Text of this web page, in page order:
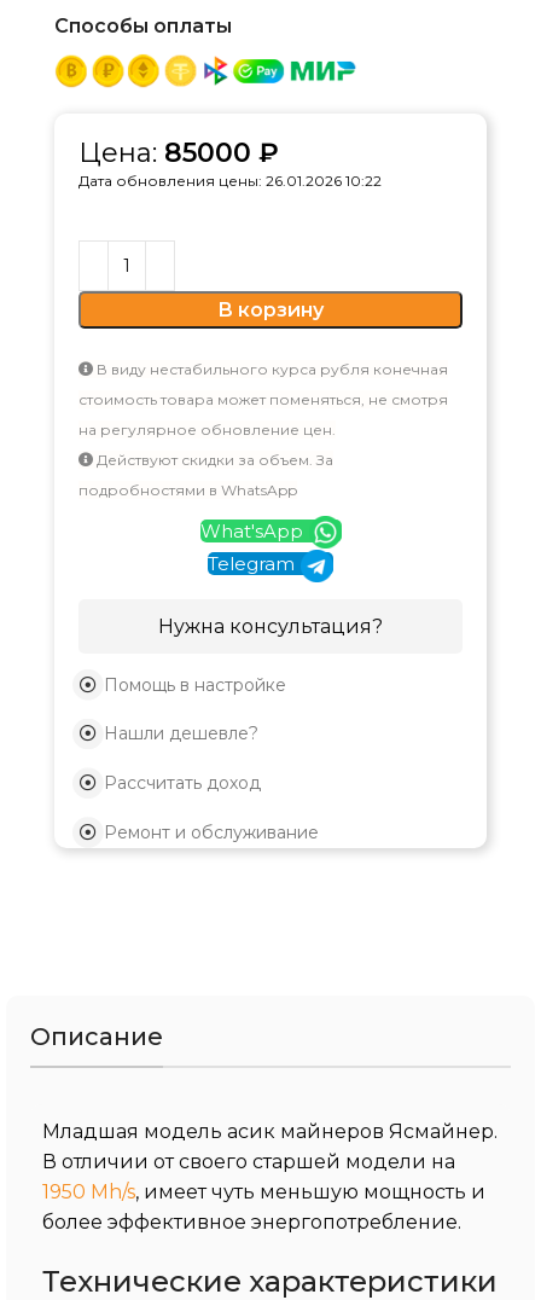
Способы оплаты
Цена: 85000 ₽
Дата обновления цены: 26.01.2026 10:22
В корзину
В виду нестабильного курса рубля конечная
стоимость товара может поменяться, не смотря
на регулярное обновление цен.
Действуют скидки за объем. За
подробностями в WhatsApp
What'sApp
Telegram
Нужна консультация?
Помощь в настройке
Нашли дешевле?
Рассчитать доход
Ремонт и обслуживание
Описание
Младшая модель асик майнеров Ясмайнер.
В отличии от своего старшей модели на
1950 Mh/s, имеет чуть меньшую мощность и
более эффективное энергопотребление.
Технические характеристики